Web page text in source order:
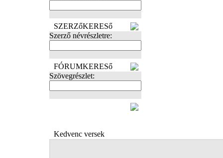
SZERZőKERESő
Szerző névrészletre:
FÓRUMKERESő
Szövegrészlet:
Kedvenc versek